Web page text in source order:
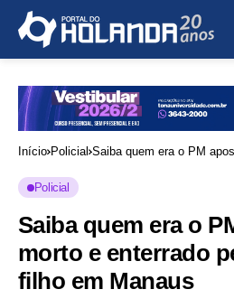
Início Policial Saiba quem era o PM
Policial
Saiba quem era o
morto e enterrado
filho em Manaus